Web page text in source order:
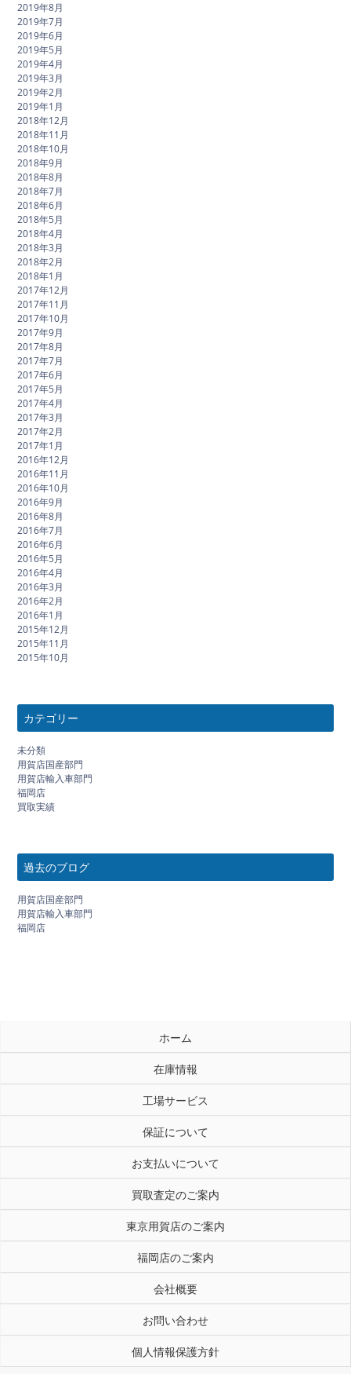
2019年8月
2019年7月
2019年6月
2019年5月
2019年4月
2019年3月
2019年2月
2019年1月
2018年12月
2018年11月
2018年10月
2018年9月
2018年8月
2018年7月
2018年6月
2018年5月
2018年4月
2018年3月
2018年2月
2018年1月
2017年12月
2017年11月
2017年10月
2017年9月
2017年8月
2017年7月
2017年6月
2017年5月
2017年4月
2017年3月
2017年2月
2017年1月
2016年12月
2016年11月
2016年10月
2016年9月
2016年8月
2016年7月
2016年6月
2016年5月
2016年4月
2016年3月
2016年2月
2016年1月
2015年12月
2015年11月
2015年10月
カテゴリー
未分類
用賀店国産部門
用賀店輸入車部門
福岡店
買取実績
過去のブログ
用賀店国産部門
用賀店輸入車部門
福岡店
ホーム
在庫情報
工場サービス
保証について
お支払いについて
買取査定のご案内
東京用賀店のご案内
福岡店のご案内
会社概要
お問い合わせ
個人情報保護方針